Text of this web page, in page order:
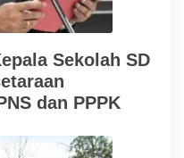
Sekolah SD
dan PPPK